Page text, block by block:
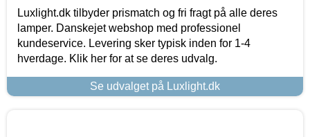
Luxlight.dk tilbyder prismatch og fri fragt på alle deres
lamper. Danskejet webshop med professionel
kundeservice. Levering sker typisk inden for 1-4
hverdage. Klik her for at se deres udvalg.
Se udvalget på Luxlight.dk